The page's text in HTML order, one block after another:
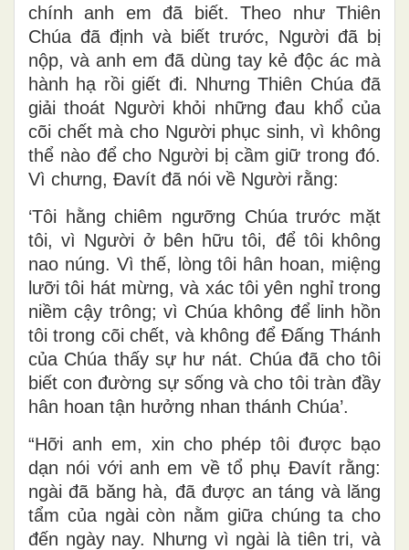
chính anh em đã biết. Theo như Thiên
Chúa đã định và biết trước, Người đã bị
nộp, và anh em đã dùng tay kẻ độc ác mà
hành hạ rồi giết đi. Nhưng Thiên Chúa đã
giải thoát Người khỏi những đau khổ của
cõi chết mà cho Người phục sinh, vì không
thể nào để cho Người bị cầm giữ trong đó.
Vì chưng, Ðavít đã nói về Người rằng:
‘Tôi hằng chiêm ngưỡng Chúa trước mặt
tôi, vì Người ở bên hữu tôi, để tôi không
nao núng. Vì thế, lòng tôi hân hoan, miệng
lưỡi tôi hát mừng, và xác tôi yên nghỉ trong
niềm cậy trông; vì Chúa không để linh hồn
tôi trong cõi chết, và không để Ðấng Thánh
của Chúa thấy sự hư nát. Chúa đã cho tôi
biết con đường sự sống và cho tôi tràn đầy
hân hoan tận hưởng nhan thánh Chúa’.
“Hỡi anh em, xin cho phép tôi được bạo
dạn nói với anh em về tổ phụ Ðavít rằng:
ngài đã băng hà, đã được an táng và lăng
tẩm của ngài còn nằm giữa chúng ta cho
đến ngày nay. Nhưng vì ngài là tiên tri, và